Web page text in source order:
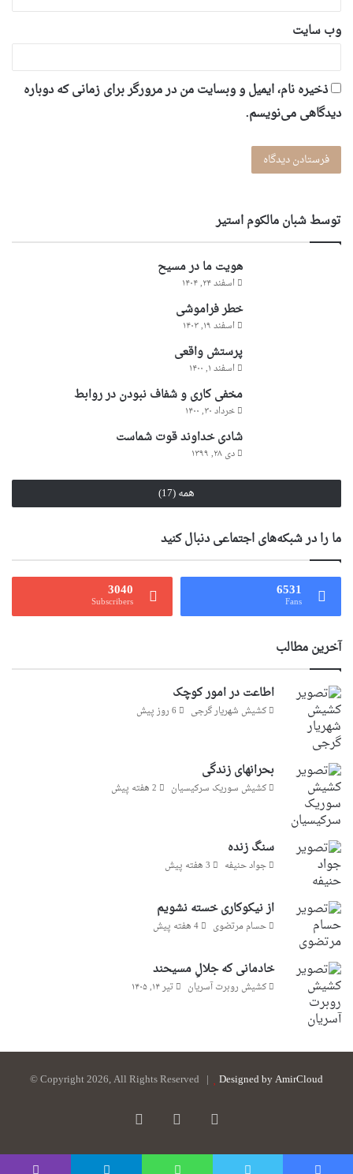
وب‌ سایت
ذخیره نام، ایمیل و وبسایت من در مرورگر برای زمانی که دوباره
دیدگاهی می‌نویسم.
توسط شبان مالکوم استیر
هویت ما در مسیح
اسفند ۲۴, ۱۴۰۴
خطر فراموشی
اسفند ۱۹, ۱۴۰۳
پرستش واقعی
اسفند ۱, ۱۴۰۰
مخفی کاری و شفاف نبودن در روابط
خرداد ۳۰, ۱۴۰۰
شادى خداوند قوت شماست
دی ۲۸, ۱۳۹۹
همه (17)
ما را در شبکه‌های اجتماعی دنبال کنید
6531
Fans
3040
Subscribers
آخرین مطالب
اطاعت در امور کوچک
کشیش شهریار گرجى 6 روز پیش
بحرانهای زندگی
کشیش سوریک سرکیسیان 2 هفته پیش
سنگ زنده
جواد حنیفه 3 هفته پیش
از نیکوکاری خسته نشویم
حسام مرتضوی 4 هفته پیش
خادمانی که جلالِ مسیحند
کشیش روبرت آسریان تیر ۱۴, ۱۴۰۵
© Copyright 2026, All Rights Reserved | Designed by AmirCloud
بوک
یوتیوب